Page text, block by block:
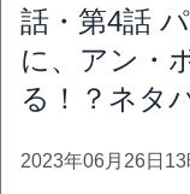
話・第4話
に、アン・
る！？ネタ
2023年06月26日